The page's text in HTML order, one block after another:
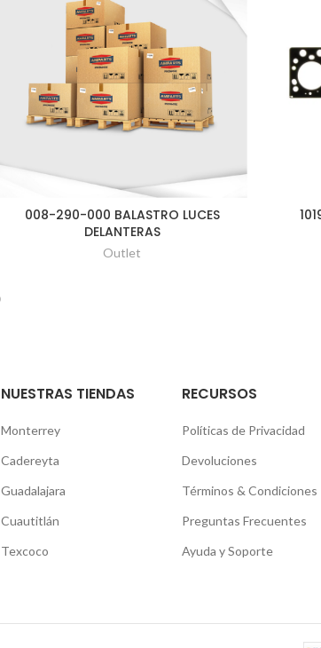
008-290-000 BALASTRO LUCES
DELANTERAS
Outlet
NUESTRAS TIENDAS
Monterrey
Cadereyta
Guadalajara
Cuautitlán
Texcoco
RECURSOS
Políticas de Privacidad
Devoluciones
Términos & Condiciones
Preguntas Frecuentes
Ayuda y Soporte